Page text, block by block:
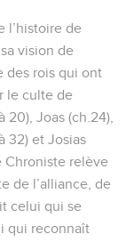
l’histoire de
vision de
des rois qui ont
le culte de
20), Joas (ch.24),
32) et Josias
Chroniste relève
de l’alliance, de
celui qui se
qui reconnaît